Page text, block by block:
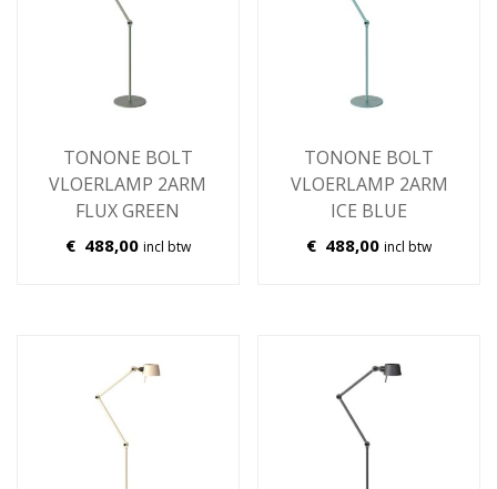
TONONE BOLT
VLOERLAMP 2ARM
FLUX GREEN
€ 488,00 incl btw
TONONE BOLT
VLOERLAMP 2ARM
ICE BLUE
€ 488,00 incl btw